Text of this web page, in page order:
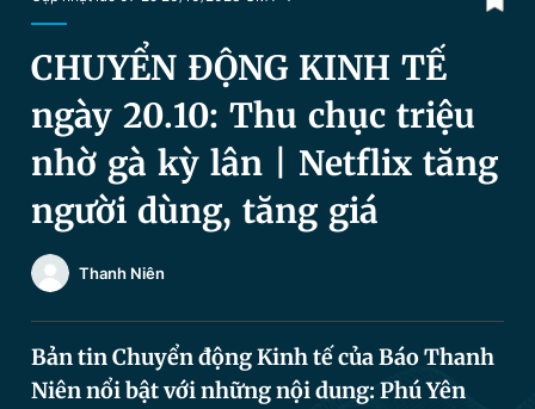
Video Magazine
Sản phẩm khác
Tiện ích Bạn cần biết
Thông tin tòa soạn
CHUYỂN ĐỘNG KINH TẾ
ngày 20.10: Thu chục triệu
nhờ gà kỳ lân | Netflix tăng
người dùng, tăng giá
Thanh Niên
Bản tin Chuyển động Kinh tế của Báo Thanh
Niên nổi bật với những nội dung: Phú Yên